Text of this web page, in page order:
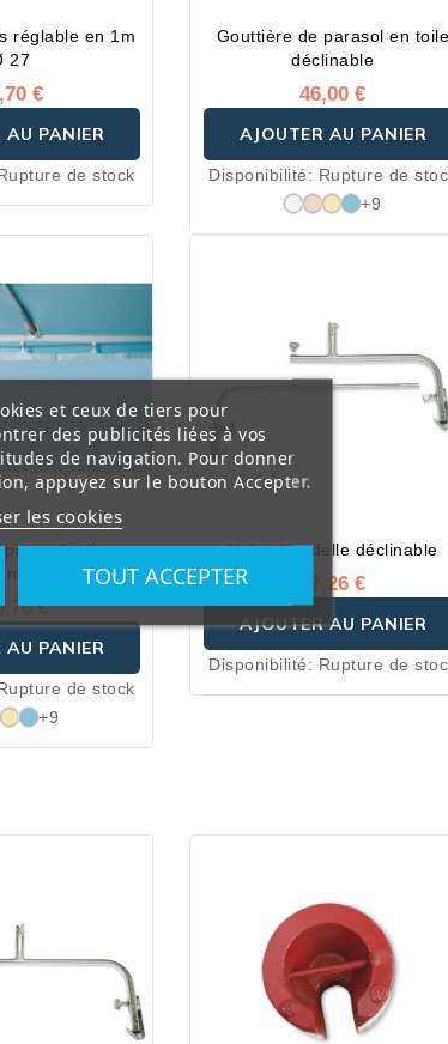
réglable en 1m
27
€
AU PANIER
de stock
Gouttière de parasol en toile
déclinable
46,00 €
AJOUTER AU PANIER
Disponibilité: Rupture de
+9
parasol toile
€
AU PANIER
de stock
+9
U de chandelle déclinable
17,26 €
AJOUTER AU PANIER
Disponibilité: Rupture de
et ceux de tiers pour
des publicités liées à vos
de navigation. Pour donner
appuyez sur le bouton Accepter.
les cookies
TOUT ACCEPTER